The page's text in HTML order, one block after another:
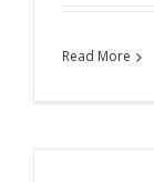
Read More